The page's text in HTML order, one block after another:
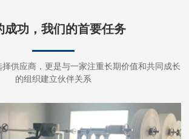
成功，我们的首要任务
供应商，更是与一家注重长期价值和共同成长
的组织建立伙伴关系